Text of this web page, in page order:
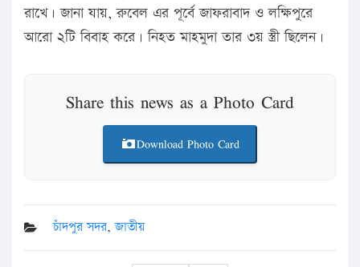
রাখে। জানা যায়, রুবেল এর পূর্বে জাফরাবাদ ও লক্ষিপুরে
আরো ২টি বিবাহ করে। নিহত মাহমুদা তার ৩য় স্ত্রী ছিলেন।
Share this news as a Photo Card
Download Photo Card
চাঁদপুর সদর,জাতীয়